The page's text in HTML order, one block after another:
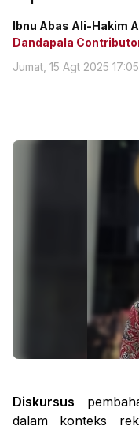
Ibnu Abas Ali-Hakim
Dandapala
Jumat, 15 Agt 2025
Diskursus
dalam konteks